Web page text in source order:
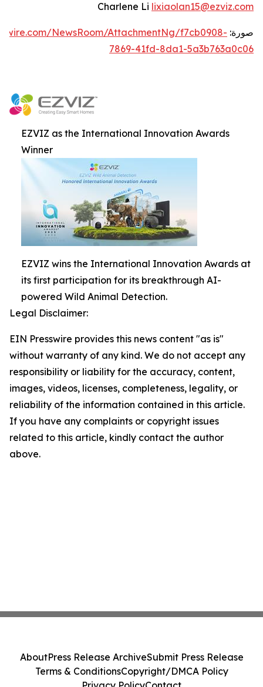
Charlene Li lixiaolan15@ezviz.com
صورة: NewsRoom/AttachmentNg/f7cb0908-
7869-41fd-8da1-5a3b763a0c06
EZVIZ as the International Innovation Awards
Winner
EZVIZ wins the International Innovation Awards at
its first participation for its breakthrough AI-
powered Wild Animal Detection.
Legal Disclaimer:
EIN Presswire provides this news content "as is"
without warranty of any kind. We do not accept any
responsibility or liability for the accuracy, content,
images, videos, licenses, completeness, legality, or
reliability of the information contained in this article.
If you have any complaints or copyright issues
related to this article, kindly contact the author
above.
AboutPress Release ArchiveSubmit Press Release
Terms & ConditionsCopyright/DMCA Policy